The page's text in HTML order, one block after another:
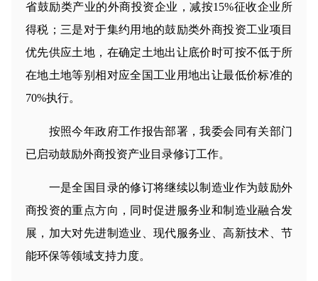
省鼓励类产业的外商投资企业，减按15%征收企业所
得税；三是对于集约用地的鼓励类外商投资工业项目
优先供应土地，在确定土地出让底价时可按不低于所
在地土地等别相对应全国工业用地出让最低价标准的
70%执行。
按照今年政府工作报告部署，我委会同有关部门
已启动鼓励外商投资产业目录修订工作。
一是全国目录的修订将继续以制造业作为鼓励外
商投资的重点方向，同时促进服务业和制造业融合发
展，加大对先进制造业、现代服务业、高新技术、节
能环保等领域支持力度。